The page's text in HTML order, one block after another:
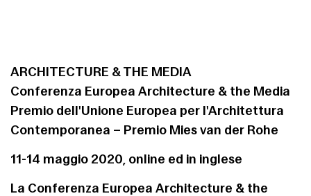
About
ARCHITECTURE & THE MEDIA
Conferenza Europea Architecture & the Media
Premio dell'Unione Europea per l'Architettura
Contemporanea – Premio Mies van der Rohe
11-14 maggio 2020, online ed in inglese
La Conferenza Europea Architecture & the